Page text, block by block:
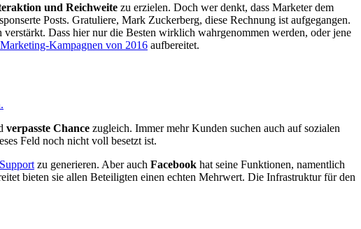
und Reichweite zu erzielen. Doch wer denkt, dass Marketer dem
Posts. Gratuliere, Mark Zuckerberg, diese Rechnung ist aufgegangen.
Dass hier nur die Besten wirklich wahrgenommen werden, oder jene
Kampagnen von 2016 aufbereitet.
verpasste Chance zugleich. Immer mehr Kunden suchen auch auf sozialen
Feld noch nicht voll besetzt ist.
zu generieren. Aber auch Facebook hat seine Funktionen, namentlich
bieten sie allen Beteiligten einen echten Mehrwert. Die Infrastruktur für den